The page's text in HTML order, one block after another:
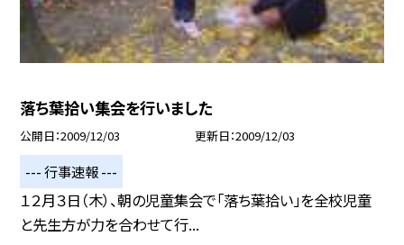
落ち葉拾い集会を行いました
公開日 2009/12/03 更新日 2009/12/03
--- 行事速報 ---
１２月３日（木）、朝の児童集会で「落ち葉拾い」を全校児童
と先生方が力を合わせて行...